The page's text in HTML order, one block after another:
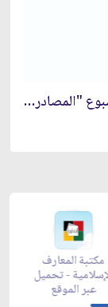
الإمام الخامنئي يقوم بغرس شتلة بمناسبة أسبوع "المصادر الطبيعية"
مكتبة المعارف
الإسلامية - تحميل
عبر الموقع